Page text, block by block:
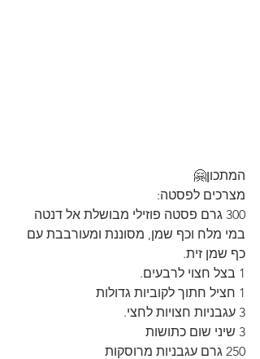
המתכון🤗
מצרכים לפסטה:
300 גרם פסטה פוזילי מבושלת אל דנטה
במי מלח וכף שמן, מסוננת ומעורבבת עם
כף שמן זית.
1 בצל חצוי לרבעים.
1 חציל חתוך לקוביות גדולות
3 עגבניות חצויות לחצי.
3 שיני שום כתושות
250 גרם עגבניות מרוסקות